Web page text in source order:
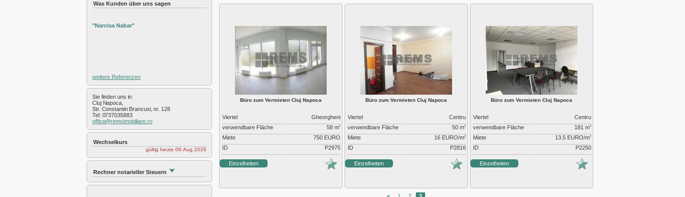
Feleac
Hasdeu
Intre Lacuri
Manastur
Plopilor
Sannicoara
Sopor
Zorilor
Was Kunden über uns sagen
"Narcisa Nabar"
weitere Referenzen
Sie finden uns in:
Cluj Napoca,
Str. Constantin Brancusi, nr. 128
Tel: 0737035883
office@remsimobiliare.ro
Wechselkurs
gültig heute 06.Aug.2026
Rechner notarieller Steuern
Büro zum Vermieten Cluj Napoca
Viertel
Gheorgheni
verwendbare Fläche
58 m2
Miete
750 EURO
ID
P2975
Einzelheiten
Büro zum Vermieten Cluj Napoca
Viertel
Centru
verwendbare Fläche
50 m2
Miete 16 EURO/m2
ID P2816
Einzelheiten
Büro zum Vermieten Cluj Napoca
Viertel
Centru
verwendbare Fläche
181 m2
Miete 13.5 EURO/m2
ID P2250
Einzelheiten